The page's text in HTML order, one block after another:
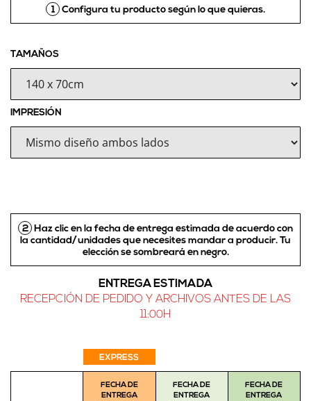
1 Configura tu producto según lo que quieras.
TAMAÑOS
IMPRESIÓN
2
Haz clic en la fecha de entrega estimada de acuerdo con
la cantidad/unidades que necesites mandar a producir. Tu
elección se sombreará en negro.
ENTREGA ESTIMADA
RECEPCIÓN DE PEDIDO Y ARCHIVOS ANTES DE LAS
11:00H
FECHA DE
ENTREGA
EXPRESS
FECHA DE
ENTREGA
FECHA DE
ENTREGA